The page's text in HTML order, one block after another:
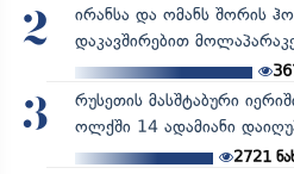
2
ირანსა და ომანს შორის
დაკავშირებით
3
რუსეთის მასშტაბური
ოლქში 14 ადამიანი
2721